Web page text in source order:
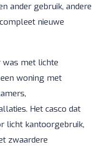
ander gebruik, andere
nieuwe
met lichte
woning met
Het casco dat
licht kantoorgebruik,
zwaardere